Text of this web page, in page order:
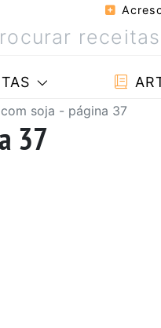
soja - página 37
37